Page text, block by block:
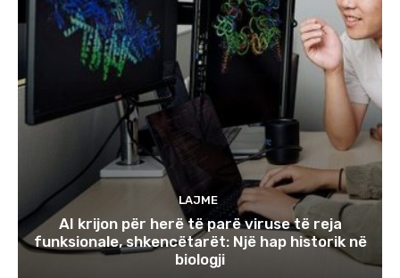
LAJME
AI krijon për herë të parë viruse të reja
funksionale, shkencëtarët: Një hap historik në
biologji